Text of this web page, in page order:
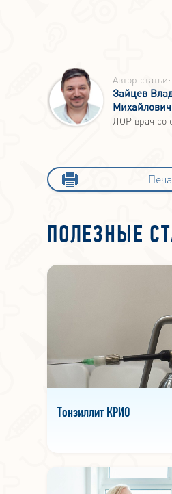
Автор статьи:
Зайцев
Михайлович
ЛОР врач со
ПОЛЕЗНЫЕ
Тонзиллит КРИО